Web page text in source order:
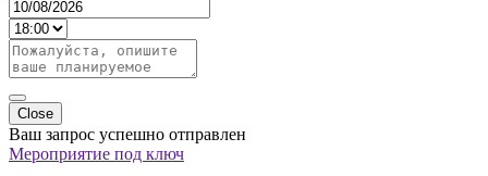
Close
Ваш запрос успешно отправлен
Мероприятие под ключ